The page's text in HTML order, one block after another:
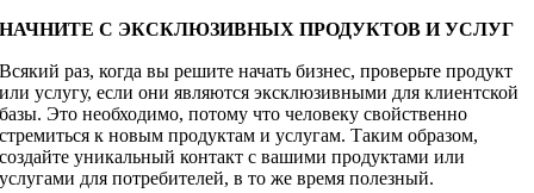
НАЧНИТЕ С ЭКСКЛЮЗИВНЫХ ПРОДУКТОВ И УСЛУГ
Всякий раз, когда вы решите начать бизнес, проверьте продукт
или услугу, если они являются эксклюзивными для клиентской
базы. Это необходимо, потому что человеку свойственно
стремиться к новым продуктам и услугам. Таким образом,
создайте уникальный контакт с вашими продуктами или
услугами для потребителей, в то же время полезный.